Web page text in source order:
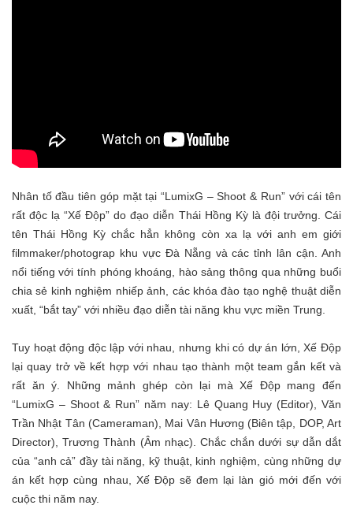
Nhân tố đầu tiên góp mặt tại “LumixG – Shoot & Run”với cái tên
rất độc lạ “Xế Độp” do đạo diễn Thái Hồng Kỳ là đội trưởng. Cái
tênThái Hồng Kỳ chắc hẳn không còn xa lạ với anh emgiới
filmmaker/photograp khu vựcĐà Nẵng và các tỉnh lân cận. Anh
nổi tiếng với tính phóng khoáng, hào sảng thông qua những buổi
chia sẻ kinh nghiệm nhiếp ảnh , các khóa đào tạo nghệ thuật diễn
xuất, “bắt tay” với nhiều đạo diễn tài năng khu vực miền Trung.
Tuy hoạt động độc lập với nhau, nhưng khi có dự án lớn, Xế Độp
lại quay trở về kết hợp với nhau tạo thành một team gắn kếtvà
rất ăn ý . Những mảnh ghép còn lại mà Xế Độp mang đến
“LumixG – Shoot & Run” năm nay: Lê Quang Huy (Editor),
Văn
Trần Nhật Tân (Cameraman), Mai Vân Hương (Biên tập, DOP, Art
Director), Trương Thành (Âm nhạc) . Chắc chắn dưới sự dẫn dắt
của “anh cả” đầy tài năng, kỹ thuật, kinh nghiệm, cùng những dự
án kết hợp cùng nhau, Xế Độp sẽ đem lại làn gió mới đến với
cuộc thi năm nay.